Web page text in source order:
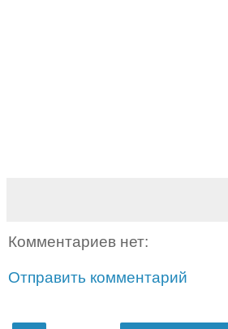
Комментариев нет:
Отправить комментарий